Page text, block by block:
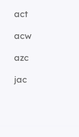
act
acw
azc
jac